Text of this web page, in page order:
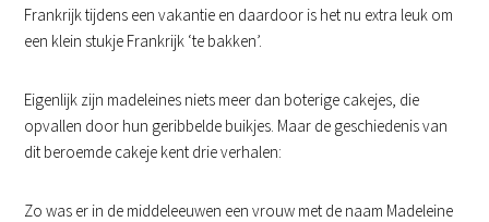
Frankrijk tijdens een vakantie en daardoor is het nu extra leuk om
een klein stukje Frankrijk ‘te bakken’.
Eigenlijk zijn madeleines niets meer dan boterige cakejes, die
opvallen door hun geribbelde buikjes. Maar de geschiedenis van
dit beroemde cakeje kent drie verhalen:
Zo was er in de middeleeuwen een vrouw met de naam Madeleine